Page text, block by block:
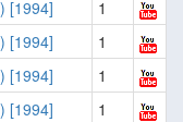
[1994]
1
[1994]
1
[1994]
1
[1994]
1